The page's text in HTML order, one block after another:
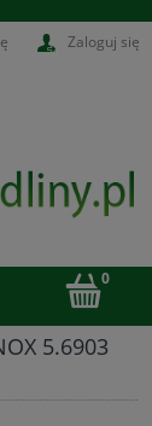
Zaloguj się
5.6903